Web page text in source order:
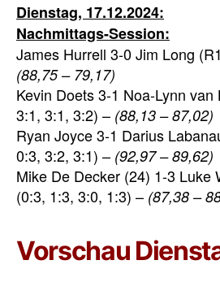
Dienstag, 17.12.2024:
Nachmittags-Session:
James Hurrell 3-0 Jim Long
(88,75 – 79,17)
Kevin Doets 3-1 Noa-Lynn
3:1, 3:1, 3:2) – (88,13 – 87,02)
Ryan Joyce 3-1 Darius
0:3, 3:2, 3:1) – (92,97 – 89,62)
Mike De Decker (24) 1-3 Luke
(0:3, 1:3, 3:0, 1:3) – (87,38 –
Vorschau